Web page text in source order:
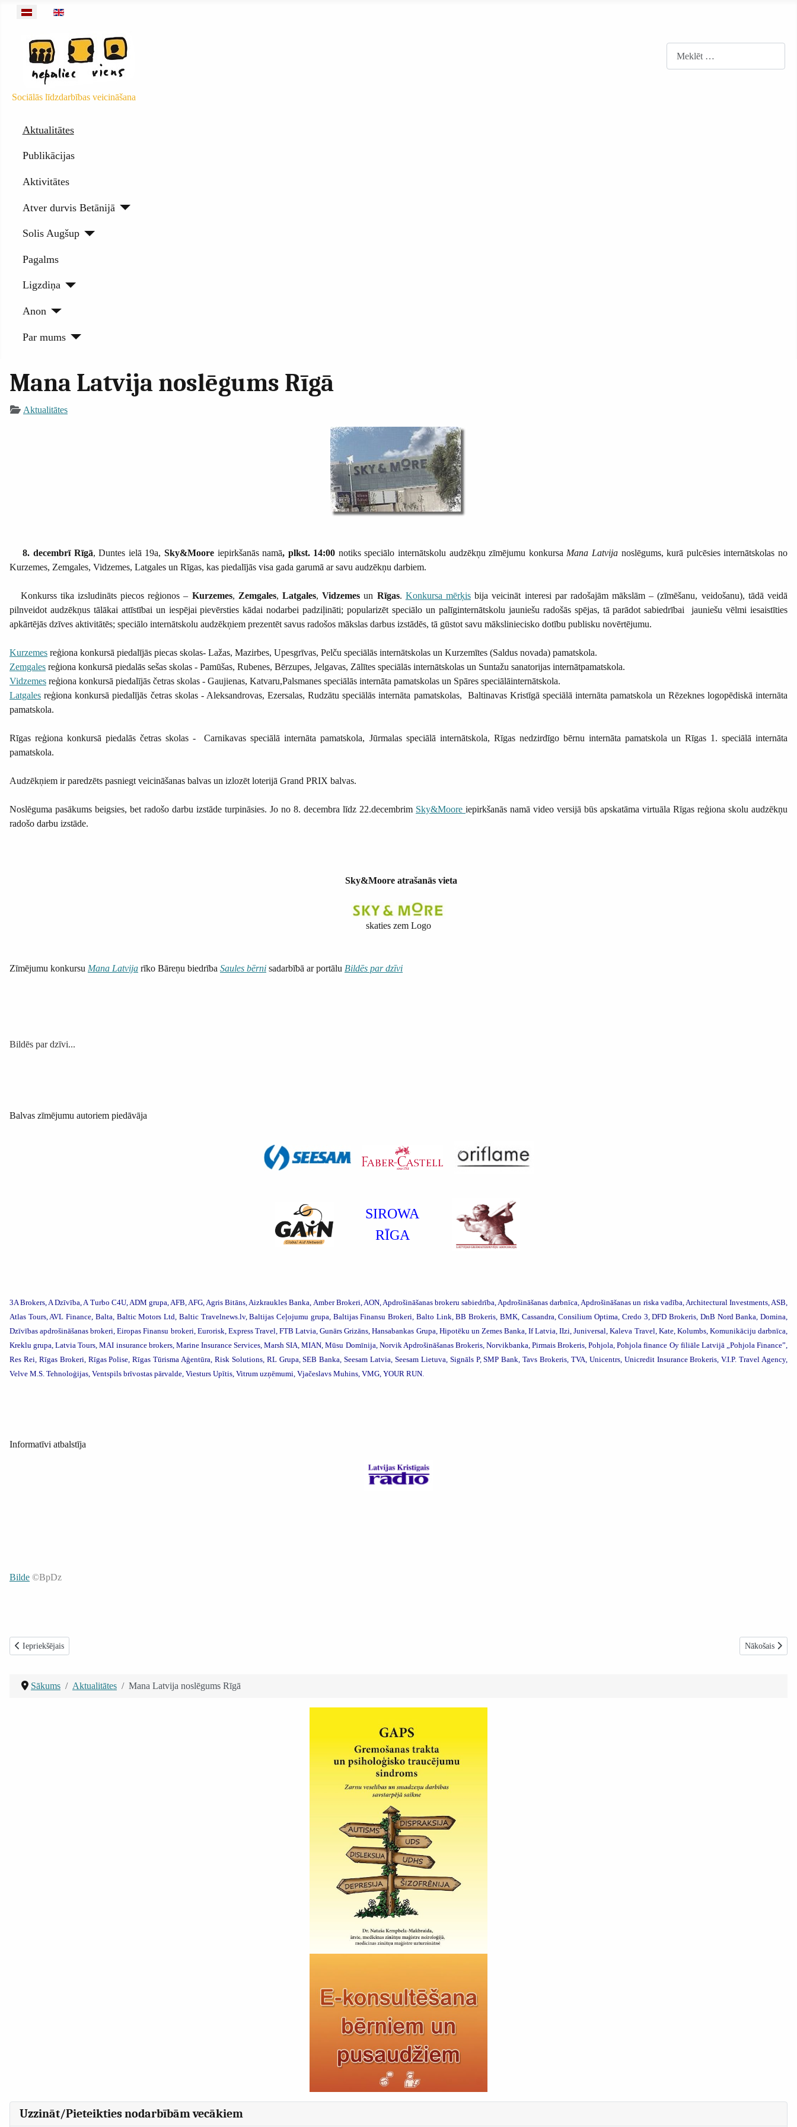
Izvēlieties valodu
Sociālās līdzdarbības veicināšana
Aktualitātes
Publikācijas
Aktivitātes
Atver durvis Betānijā
Solis Augšup
Pagalms
Ligzdiņa
Anon
Par mums
Mana Latvija noslēgums Rīgā
Aktualitātes
8. decembrī Rīgā, Duntes ielā 19a, Sky&Moore iepirkšanās namā, plkst. 14:00 notiks speciālo internātskolu audzēkņu zīmējumu konkursa Mana Latvija noslēgums, kurā pulcēsies internātskolas no
Kurzemes, Zemgales, Vidzemes, Latgales un Rīgas, kas piedalījās visa gada garumā ar savu audzēkņu darbiem.
Konkurss tika izsludināts piecos reģionos – Kurzemes, Zemgales,Latgales,Vidzemesun Rīgas. Konkursa mērķisbija veicināt interesi par radošajām mākslām – (zīmēšanu, veidošanu), tādā veidā
pilnveidot audzēkņus tālākai attīstībai un iespējai pievērsties kādai nodarbei padziļināti; popularizēt speciālo un palīginternātskolu jauniešu radošās spējas, tā parādot sabiedrībai jauniešu vēlmi iesaistīties
apkārtējās dzīves aktivitātēs; speciālo internātskolu audzēkņiem prezentēt savus radošos mākslas darbus izstādēs, tā gūstot savu māksliniecisko dotību publisku novērtējumu.
Kurzemes reģiona konkursā piedalījās piecas skolas- Lažas, Mazirbes, Upesgrīvas, Pelču speciālās internātskolas un Kurzemītes (Saldus novada) pamatskola.
Zemgales reģiona konkursā piedalās sešas skolas - Pamūšas, Rubenes, Bērzupes, Jelgavas, Zālītes speciālās internātskolas un Suntažu sanatorijas internātpamatskola.
Vidzemes reģiona konkursā piedalījās četras skolas - Gaujienas, Katvaru,Palsmanes speciālās internāta pamatskolas un Spāres speciālāinternātskola.
Latgales reģiona konkursā piedalījās četras skolas - Aleksandrovas, Ezersalas, Rudzātu speciālās internāta pamatskolas, Baltinavas Kristīgā speciālā internāta pamatskola un Rēzeknes logopēdiskā internāta
pamatskola.
Rīgas reģiona konkursā piedalās četras skolas - Carnikavas speciālā internāta pamatskola, Jūrmalas speciālā internātskola, Rīgas nedzirdīgo bērnu internāta pamatskola un Rīgas 1. speciālā internāta
pamatskola.
Audzēkņiem ir paredzēts pasniegt veicināšanas balvas un izlozēt loterijā Grand PRIX balvas.
Noslēguma pasākums beigsies, bet radošo darbu izstāde turpināsies. Jo no 8. decembra līdz 22.decembrim Sky&Moore iepirkšanās namā video versijā būs apskatāma virtuāla Rīgas reģiona skolu audzēkņu
radošo darbu izstāde.
Sky&Moore atrašanās vieta
skaties zem Logo
Zīmējumu konkursu Mana Latvija rīko Bāreņu biedrība Saules bērni sadarbībā ar portālu Bildēs par dzīvi
Bildēs par dzīvi...
Balvas zīmējumu autoriem piedāvāja
SIROWA
RĪGA
3A Brokers, A Dzīvība, A Turbo C4U, ADM grupa, AFB, AFG, Agris Bitāns, Aizkraukles Banka, Amber Brokeri, AON, Apdrošināšanas brokeru sabiedrība, Apdrošināšanas darbnīca,Apdrošināšanas un riska vadība, Architectural Investments, ASB,
Atlas Tours,AVL Finance, Balta, Baltic Motors Ltd, Baltic Travelnews.lv, Baltijas Ceļojumu grupa, Baltijas Finansu Brokeri, Balto Link, BB Brokeris, BMK, Cassandra, Consilium Optima, Credo 3, DFD Brokeris, DnB Nord Banka, Domina,
Dzīvības apdrošināšanas brokeri,Eiropas Finansu brokeri, Eurorisk, Express Travel, FTB Latvia, Gunārs Grizāns,Hansabankas Grupa, Hipotēku un Zemes Banka, If Latvia, IIzi, Juniversal, Kaleva Travel, Kate, Kolumbs, Komunikāciju darbnīca,
Kreklu grupa, Latvia Tours, MAI insurance brokers, Marine Insurance Services, Marsh SIA, MIAN, Mūsu Domīnija,Norvik Apdrošināšanas Brokeris, Norvikbanka, Pirmais Brokeris, Pohjola, Pohjola finance Oy filiāle Latvijā „Pohjola Finance”,
Res Rei, Rīgas Brokeri, Rīgas Polise, Rīgas Tūrisma Aģentūra, Risk Solutions,RL Grupa, SEB Banka, Seesam Latvia, Seesam Lietuva, Signāls P, SMP Bank,Tavs Brokeris, TVA,Unicentrs, Unicredit Insurance Brokeris, V.I.P. Travel Agency,
Velve M.S. Tehnoloģijas, Ventspils brīvostas pārvalde, Viesturs Upītis, Vitrum uzņēmumi, Vjačeslavs Muhins, VMG, YOUR RUN.
Informatīvi atbalstīja
Bilde ©BpDz
Iepriekšējais raksts: Redzes Pārbaude
Iepriekšējais Nākamais
Nākošais
Sākums Aktualitātes Mana Latvija noslēgums Rīgā
Uzzināt/Pieteikties nodarbībām vecākiem